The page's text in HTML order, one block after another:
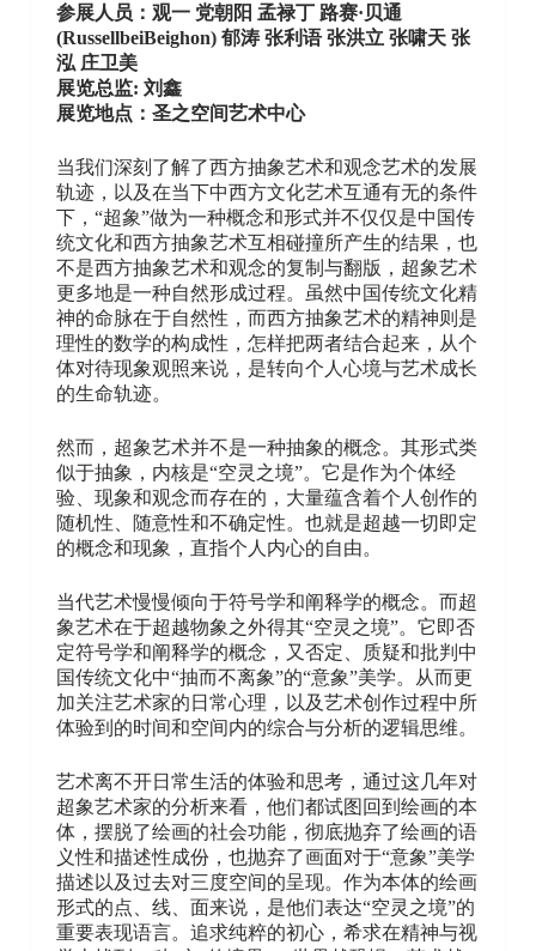
参展人员：观一 党朝阳 孟禄丁 路赛·贝通
(RussellbeiBeighon) 郁涛 张利语 张洪立 张啸天 张
泓 庄卫美
展览总监: 刘鑫
展览地点：圣之空间艺术中心
当我们深刻了解了西方抽象艺术和观念艺术的发展
轨迹，以及在当下中西方文化艺术互通有无的条件
下，“超象”做为一种概念和形式并不仅仅是中国传
统文化和西方抽象艺术互相碰撞所产生的结果，也
不是西方抽象艺术和观念的复制与翻版，超象艺术
更多地是一种自然形成过程。虽然中国传统文化精
神的命脉在于自然性，而西方抽象艺术的精神则是
理性的数学的构成性，怎样把两者结合起来，从个
体对待现象观照来说，是转向个人心境与艺术成长
的生命轨迹。
然而，超象艺术并不是一种抽象的概念。其形式类
似于抽象，内核是“空灵之境”。它是作为个体经
验、现象和观念而存在的，大量蕴含着个人创作的
随机性、随意性和不确定性。也就是超越一切即定
的概念和现象，直指个人内心的自由。
当代艺术慢慢倾向于符号学和阐释学的概念。而超
象艺术在于超越物象之外得其“空灵之境”。它即否
定符号学和阐释学的概念，又否定、质疑和批判中
国传统文化中“抽而不离象”的“意象”美学。从而更
加关注艺术家的日常心理，以及艺术创作过程中所
体验到的时间和空间内的综合与分析的逻辑思维。
艺术离不开日常生活的体验和思考，通过这几年对
超象艺术家的分析来看，他们都试图回到绘画的本
体，摆脱了绘画的社会功能，彻底抛弃了绘画的语
义性和描述性成份，也抛弃了画面对于“意象”美学
描述以及过去对三度空间的呈现。作为本体的绘画
形式的点、线、面来说，是他们表达“空灵之境”的
重要表现语言。追求纯粹的初心，希求在精神与视